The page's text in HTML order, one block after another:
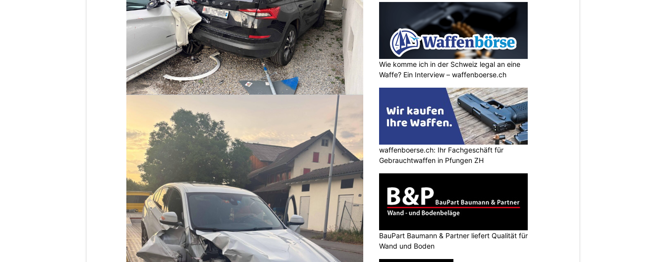
Wie komme ich in der Schweiz legal an eine
Waffe? Ein Interview – waffenboerse.ch
waffenboerse.ch: Ihr Fachgeschäft für
Gebrauchtwaffen in Pfungen ZH
BauPart Baumann & Partner liefert Qualität für
Wand und Boden